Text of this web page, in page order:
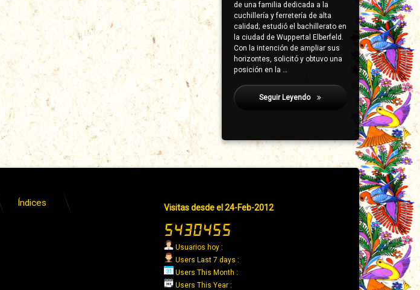
de una familia dedicada a la
cuchillería y ferretería de alta
calidad; estudió el bachillerato en
la ciudad de Wuppertal Elberfeld.
Con la intención de ampliar sus
horizontes, solicitó y obtuvo una
posición en la …
Seguir Leyendo Anisillo
Índices
de
página
→
Derecha
Visitas desde el 24-Feb-2012
Usuarios hoy :
Users Last 7 days :
Users This Month :
Users This Year :